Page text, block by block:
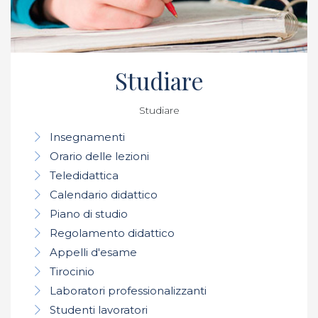
Studiare
Studiare
Insegnamenti
Orario delle lezioni
Teledidattica
Calendario didattico
Piano di studio
Regolamento didattico
Appelli d'esame
Tirocinio
Laboratori professionalizzanti
Studenti lavoratori